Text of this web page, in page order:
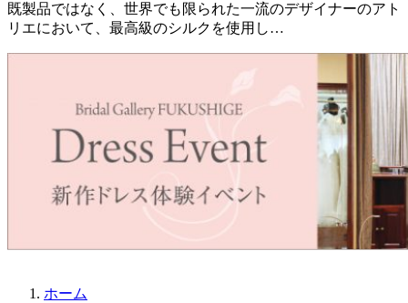
既製品ではなく、世界でも限られた一流のデザイナーのアト
リエにおいて、最高級のシルクを使用し…
ホーム